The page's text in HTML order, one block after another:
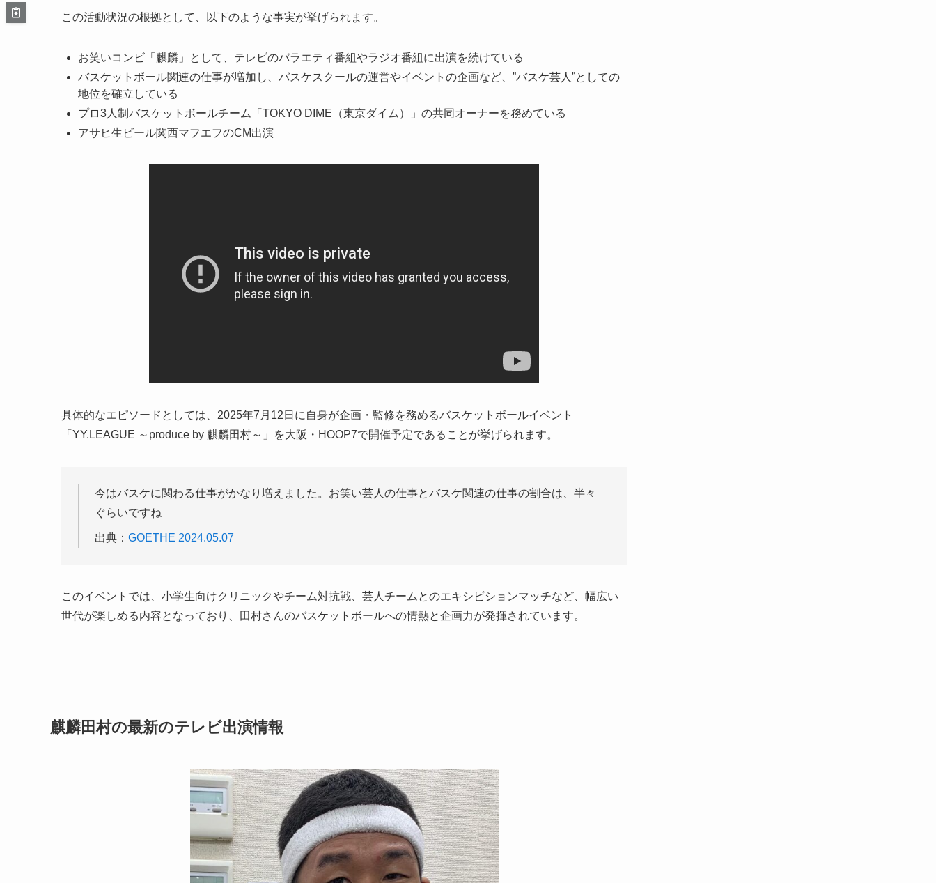
この活動状況の根拠として、以下のような事実が挙げられます。
お笑いコンビ「麒麟」として、テレビのバラエティ番組やラジオ番組に出演を続けている
バスケットボール関連の仕事が増加し、バスケスクールの運営やイベントの企画など、”バスケ芸人”としての
地位を確立している
プロ3人制バスケットボールチーム「TOKYO DIME（東京ダイム）」の共同オーナーを務めている
アサヒ生ビール関西マフエフのCM出演
具体的なエピソードとしては、2025年7月12日に自身が企画・監修を務めるバスケットボールイベント
「YY.LEAGUE ～produce by 麒麟田村～」を大阪・HOOP7で開催予定であることが挙げられます。
今はバスケに関わる仕事がかなり増えました。お笑い芸人の仕事とバスケ関連の仕事の割合は、半々
ぐらいですね
出典： GOETHE 2024.05.07
このイベントでは、小学生向けクリニックやチーム対抗戦、芸人チームとのエキシビションマッチなど、幅広い
世代が楽しめる内容となっており、田村さんのバスケットボールへの情熱と企画力が発揮されています。
麒麟田村の最新のテレビ出演情報